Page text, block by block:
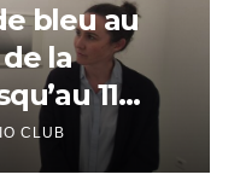
bleu au
la
11
CLUB